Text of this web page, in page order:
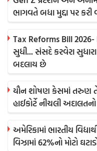
ભાગવતે બધા મુદ્દા પર
Tax Reforms Bill
સુધી... સંસદે કરવેરા
બદલાય છે
યૌન શોષણ કેસમાં તરુણ
હાઈકોર્ટે નીચલી
અમેરિકામાં ભારતીય
વિઝામાં 62%નો મોટો